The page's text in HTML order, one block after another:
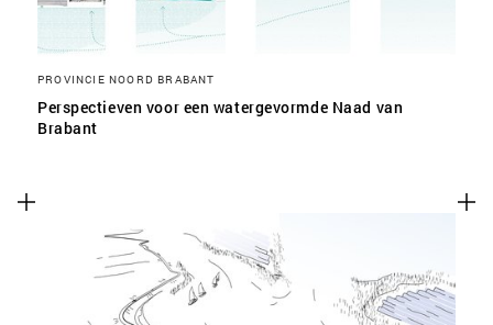
PROVINCIE NOORD BRABANT
Perspectieven voor een watergevormde Naad van
Brabant